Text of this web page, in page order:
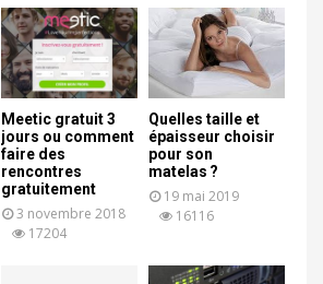
Meetic gratuit 3
jours ou comment
faire des
rencontres
gratuitement
3 novembre 2018
17204
Quelles taille et
épaisseur choisir
pour son
matelas ?
19 mai 2019
16116